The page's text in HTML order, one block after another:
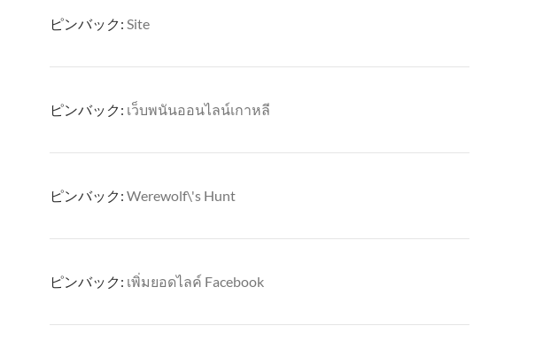
ピンバック: Site
ピンバック: เว็บพนันออนไลน์เกาหลี
ピンバック: Werewolf\'s Hunt
ピンバック: เพิ่มยอดไลค์ Facebook